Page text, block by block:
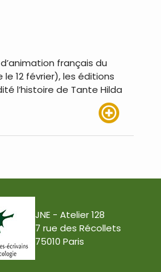
français du
12 février), les éditions
l’histoire de Tante Hilda
JNE - Atelier 128
7 rue des Récollets
75010 Paris